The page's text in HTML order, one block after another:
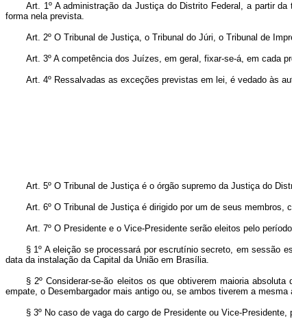
Art. 1º A administração da Justiça do Distrito Federal, a partir
forma nela prevista.
Art. 2º O Tribunal de Justiça, o Tribunal do Júri, o Tribunal de
Art. 3º A competência dos Juízes, em geral, fixar-se-á, em cada
Art. 4º Ressalvadas as exceções previstas em lei, é vedado às
Art. 5º O Tribunal de Justiça é o órgão supremo da Justiça do
Art. 6º O Tribunal de Justiça é dirigido por um de seus
Art. 7º O Presidente e o Vice-Presidente serão eleitos pelo
§ 1º A eleição se processará por escrutínio secreto, em sessão
data da instalação da Capital da União em Brasília.
§ 2º Considerar-se-ão eleitos os que obtiverem maioria
empate, o Desembargador mais antigo ou, se ambos tiverem a mesma
§ 3º No caso de vaga do cargo de Presidente ou Vice-